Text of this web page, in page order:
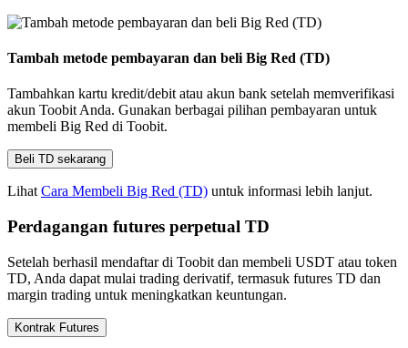
Tambah metode pembayaran dan beli Big Red (TD)
Tambahkan kartu kredit/debit atau akun bank setelah memverifikasi
akun Toobit Anda. Gunakan berbagai pilihan pembayaran untuk
membeli Big Red di Toobit.
Beli TD sekarang
Lihat Cara Membeli Big Red (TD) untuk informasi lebih lanjut.
Perdagangan futures perpetual TD
Setelah berhasil mendaftar di Toobit dan membeli USDT atau token
TD, Anda dapat mulai trading derivatif, termasuk futures TD dan
margin trading untuk meningkatkan keuntungan.
Kontrak Futures